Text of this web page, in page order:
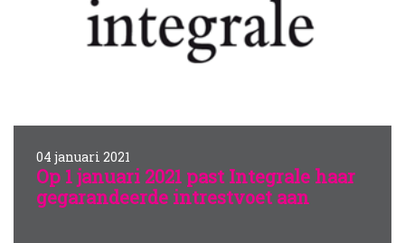
04 januari 2021
Op 1 januari 2021 past Integrale haar
gegarandeerde intrestvoet aan